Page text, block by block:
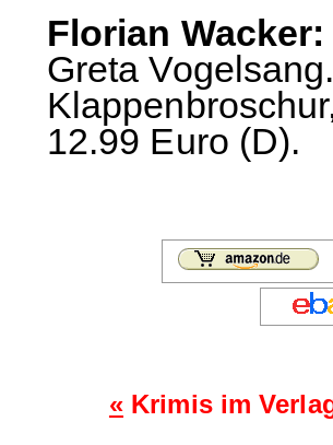
Florian
Greta
12.99 Euro (D).
« Krimis im